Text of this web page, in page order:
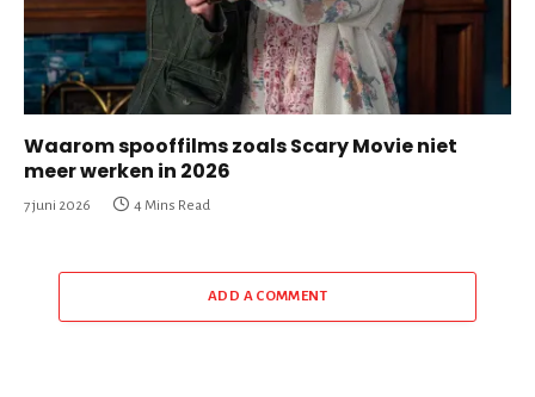
Waarom spooffilms zoals Scary Movie niet
meer werken in 2026
7 juni 2026 4 Mins Read
ADD A COMMENT